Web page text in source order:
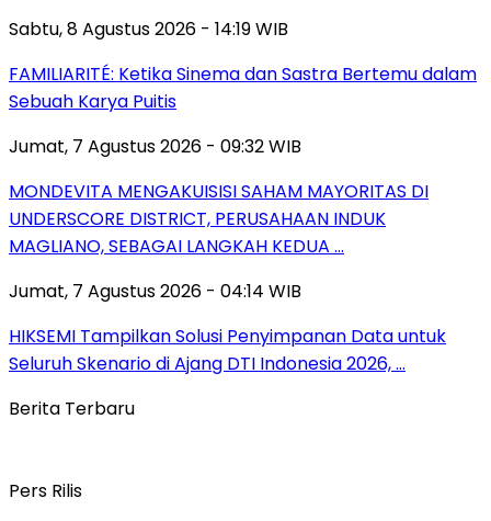
Sabtu, 8 Agustus 2026 - 14:19 WIB
FAMILIARITÉ: Ketika Sinema dan Sastra Bertemu dalam
Sebuah Karya Puitis
Jumat, 7 Agustus 2026 - 09:32 WIB
MONDEVITA MENGAKUISISI SAHAM MAYORITAS DI
UNDERSCORE DISTRICT, PERUSAHAAN INDUK
MAGLIANO, SEBAGAI LANGKAH KEDUA …
Jumat, 7 Agustus 2026 - 04:14 WIB
HIKSEMI Tampilkan Solusi Penyimpanan Data untuk
Seluruh Skenario di Ajang DTI Indonesia 2026, …
Berita Terbaru
Pers Rilis